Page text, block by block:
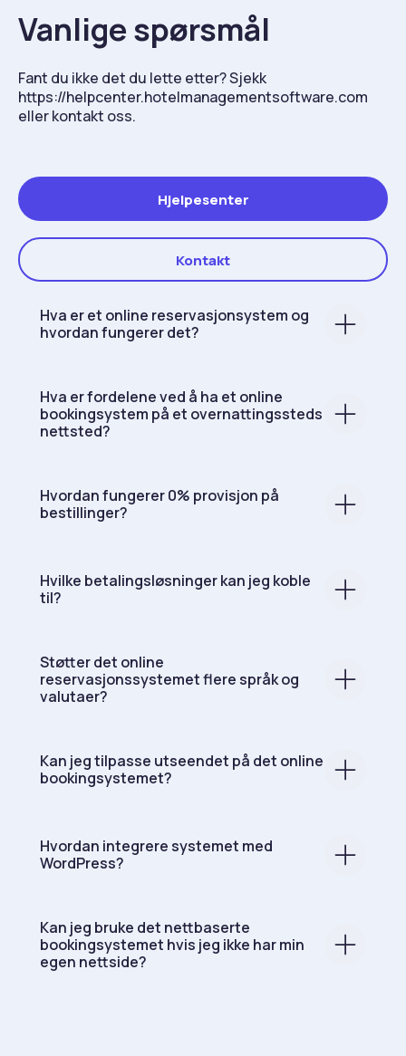
Vanlige spørsmål
Fant du ikke det du lette etter? Sjekk
https://helpcenter.hotelmanagementsoftware.com
eller kontakt oss.
Hjelpesenter
Kontakt
Hva er et online reservasjonsystem og
hvordan fungerer det?
Hva er fordelene ved å ha et online
bookingsystem på et overnattingssteds
nettsted?
Hvordan fungerer 0% provisjon på
bestillinger?
Hvilke betalingsløsninger kan jeg koble
til?
Støtter det online
reservasjonssystemet flere språk og
valutaer?
Kan jeg tilpasse utseendet på det online
bookingsystemet?
Hvordan integrere systemet med
WordPress?
Kan jeg bruke det nettbaserte
bookingsystemet hvis jeg ikke har min
egen nettside?